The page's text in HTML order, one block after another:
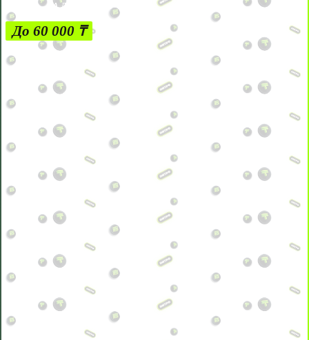
ЗА ДЕПОЗИТЫ
До 60 000 ₸